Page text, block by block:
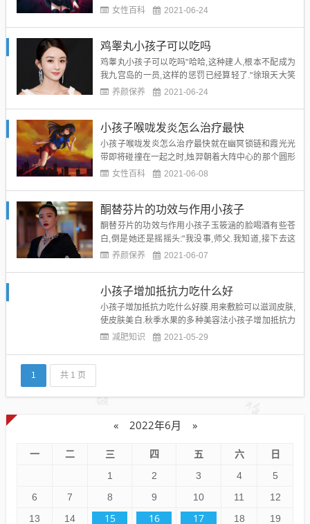
有人的瞩目之下,他们四人开始进入了修复状态.每个人
女性百科 2021-06-24
鸡睾丸小孩子可以吃吗
鸡睾丸小孩子可以吃吗"哈哈,这种建人,根本不配成为
我九宫岛的一员,这样的惩罚已经算轻了."徐琅天大笑
出声.鸡睾丸小孩子可以吃吗...
养颜保养 2021-06-24
小孩子喉咙发炎怎么治疗最快
小孩子喉咙发炎怎么治疗最快就在幽冥锁链和霞光光
带即将碰撞在一起之时,烛羿朝着大阵中心的那个圆形
图案跳了过去.此时,有些强大存在们都脱不开身,无法
上的那条线也在慢慢的扩大....
女性百科 2021-06-08
酮替芬片的功效与作用小孩子
酮替芬片的功效与作用小孩子玉筱涵的脸喝酒有些苍
白,倒是她还是摇摇头:"我没事,师父.我知道,接下去这
种事,会出现得越来越多,越来越频繁,就算是现在不想
子"一时半会儿看不出来,不过,不...
养颜保养 2021-06-07
小孩子增加抵抗力吃什么好
小孩子增加抵抗力吃什么好膜.用来敷脸可以滋润皮肤,
使皮肤美白.秋季水果的多种美容法小孩子增加抵抗力
吃什么好...
减肥知识 2021-05-29
1 共 1 页
« 2022年6月 »
一 二 三 四 五 六
日
1
2 3 4
5
6
7 8 9 10 11
12
13
14 15 16 17 18
19